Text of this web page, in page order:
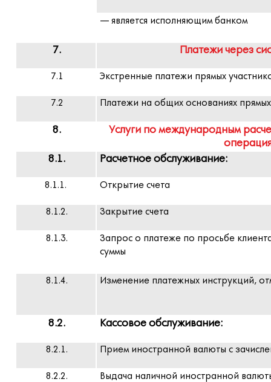
— является исполняющим банком
7. Платежи через
7.1 Экстренные платежи прямых
7.2 Платежи на общих основаниях
8.
Услуги по международным
8.1.
Расчетное обслуживание:
8.1.1. Открытие счета
8.1.2. Закрытие счета
8.1.3.
Запрос о платеже по просьбе
суммы
8.1.4. Изменение платежных инструкций,
8.2. Кассовое обслуживание:
8.2.1. Прием иностранной валюты с
8.2.2. Выдача наличной иностранной